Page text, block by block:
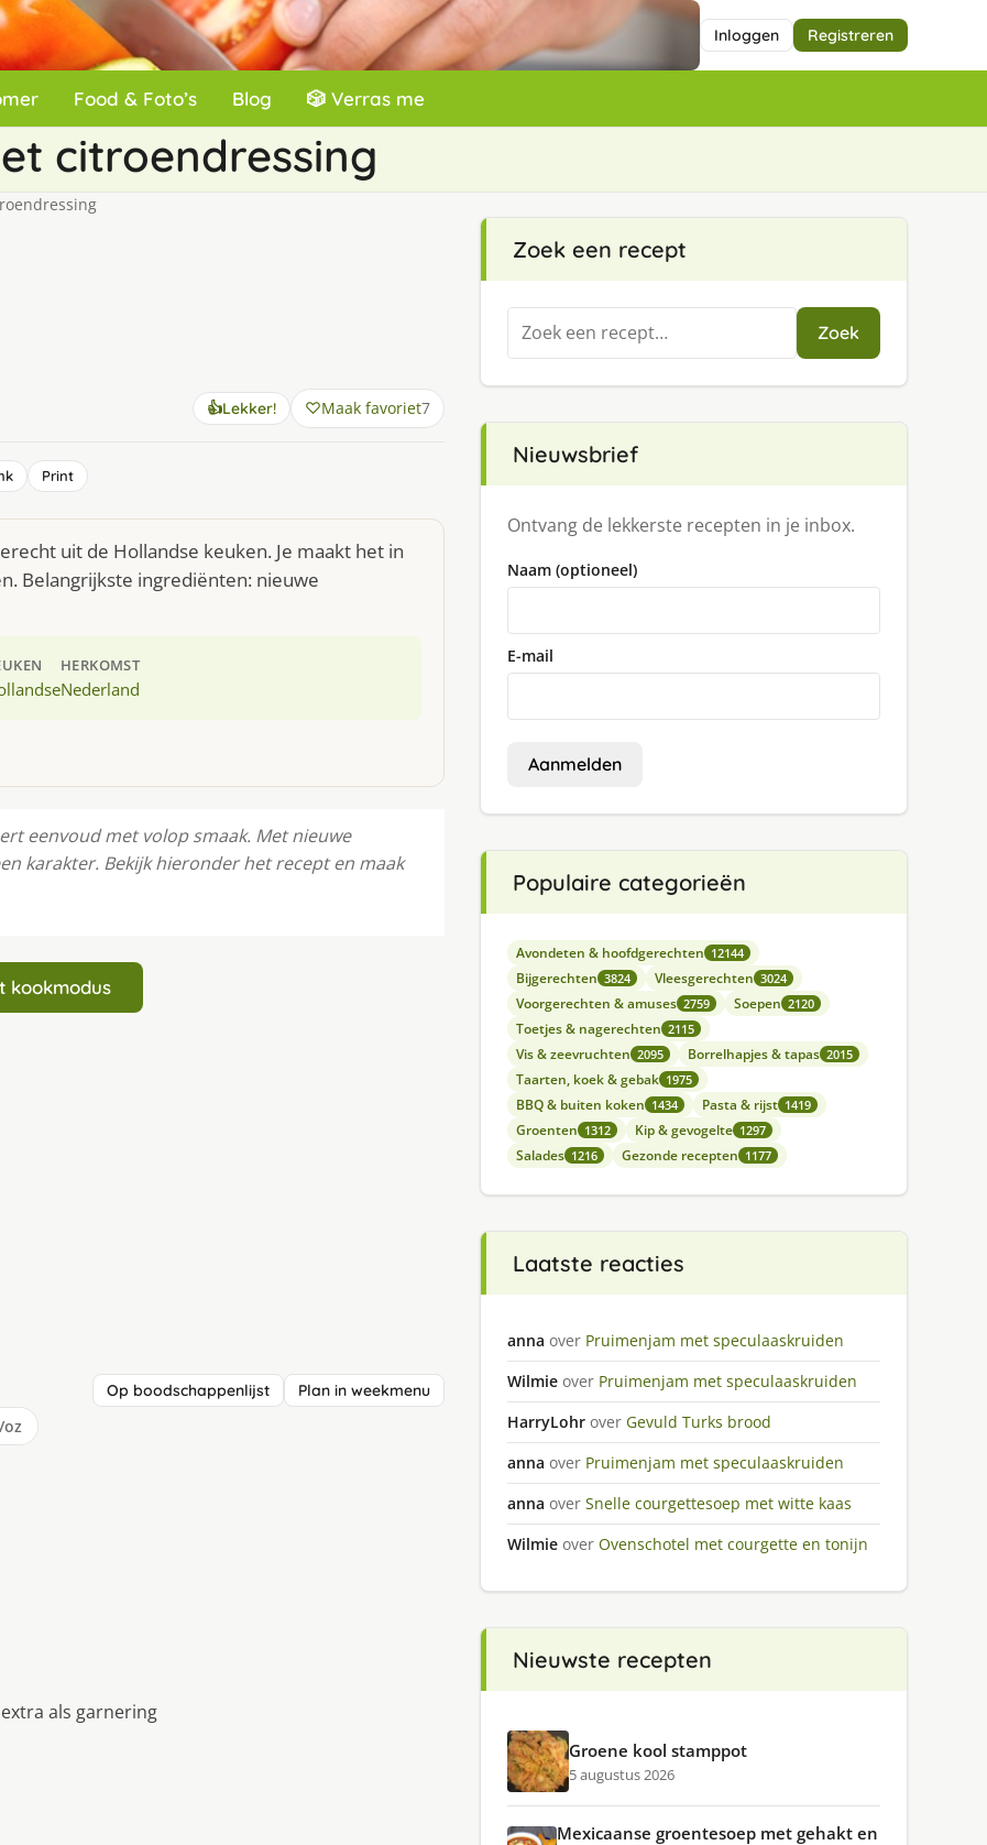
Inloggen Registreren
Food & Foto’s Blog 🎲 Verras me
citroendressing
👍Lekker! Maak favoriet7
Print
uit de Hollandse keuken. Je maakt het in
Belangrijkste ingrediënten: nieuwe
HERKOMST
Nederland
eenvoud met volop smaak. Met nieuwe
karakter. Bekijk hieronder het recept en maak
kookmodus
Op boodschappenlijst Plan in weekmenu
oz
als garnering
Zoek een recept
Zoeken
naar:
Zoek
Nieuwsbrief
Ontvang de lekkerste recepten in je inbox.
Naam (optioneel)
E-mail
Aanmelden
Populaire categorieën
Avondeten & hoofdgerechten 12144
Bijgerechten 3824 Vleesgerechten 3024
Voorgerechten & amuses 2759 Soepen 2120
Toetjes & nagerechten 2115
Vis & zeevruchten 2095 Borrelhapjes & tapas 2015
Taarten, koek & gebak 1975
BBQ & buiten koken 1434 Pasta & rijst 1419
Groenten 1312 Kip & gevogelte 1297
Salades 1216 Gezonde recepten 1177
Laatste reacties
anna over Pruimenjam met speculaaskruiden
Wilmie over Pruimenjam met speculaaskruiden
HarryLohr over Gevuld Turks brood
anna over Pruimenjam met speculaaskruiden
anna over Snelle courgettesoep met witte kaas
Wilmie over Ovenschotel met courgette en tonijn
Nieuwste recepten
Groene kool stamppot
5 augustus 2026
Mexicaanse groentesoep met gehakt en